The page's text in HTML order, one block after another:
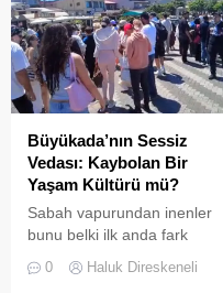
uğrayan Büyükada’da,
çevre temizliği konusunda
yaşanan aksaklıklar adeta
pes dedirtti. Adanın tarihi ve
doğal güzellikleriyle süslü
sokaklarından yansıyan son
görüntüler, çevre sağlığı
açısından tehlike çanlarının
çaldığını gösteriyor. Çöpler
Büyükada’nın Sessiz
Vedası: Kaybolan Bir
Yaşam Kültürü mü?
Sabah vapurundan inenler
bunu belki ilk anda fark
Büyükada’yı elli, altmış yıldır
0 Haluk Direskeneli